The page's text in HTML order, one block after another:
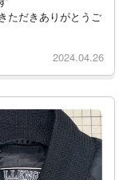
ただきありがとうご
2024.04.26